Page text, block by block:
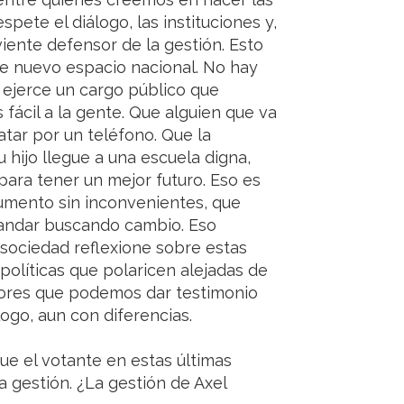
el diálogo, las instituciones y,
defensor de la gestión. Esto
nuevo espacio nacional. No hay
un cargo público que
a la gente. Que alguien que va
por un teléfono. Que la
hijo llegue a una escuela digna,
tener un mejor futuro. Eso es
sin inconvenientes, que
buscando cambio. Eso
reflexione sobre estas
que polaricen alejadas de
que podemos dar testimonio
aun con diferencias.
el votante en estas últimas
¿La gestión de Axel